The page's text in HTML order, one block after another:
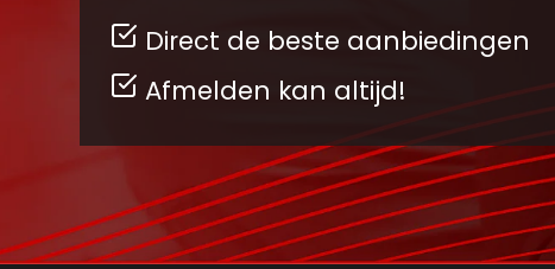
Direct de beste aanbiedingen
Afmelden kan altijd!